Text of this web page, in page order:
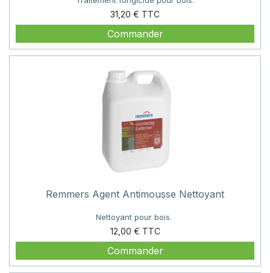
31,20 €
Prix
Commander
Remmers Agent Antimousse Nettoyant
Nettoyant pour bois.
12,00 €
Prix
Commander